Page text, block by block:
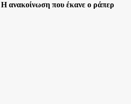
ανακοίνωση που έκανε ο ράπερ